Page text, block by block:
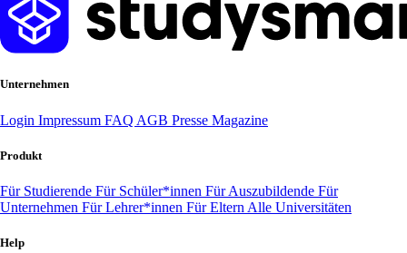
Unternehmen
Login Impressum FAQ AGB Presse Magazine
Produkt
Für Studierende Für Schüler*innen Für Auszubildende Für
Unternehmen Für Lehrer*innen Für Eltern Alle Universitäten
Help